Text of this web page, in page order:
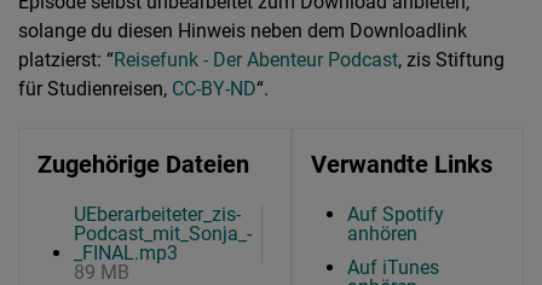
solange du diesen Hinweis neben dem Downloadlink
platzierst: “Reisefunk - Der Abenteur Podcast, zis Stiftung
für Studienreisen, CC-BY-ND“.
Zugehörige Dateien
UEberarbeiteter_zis-
Podcast_mit_Sonja_-
_FINAL.mp3
89 MB
Verwandte Links
Auf Spotify
anhören
Auf iTunes